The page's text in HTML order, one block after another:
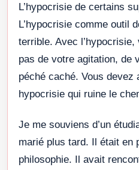
L’hypocrisie de certains
L’hypocrisie comme outil
terrible. Avec
pas de votre agitation, de
péché caché. Vous devez
hypocrisie qui ruine le
Je me souviens d’un
marié plus tard. Il était en
philosophie. Il avait